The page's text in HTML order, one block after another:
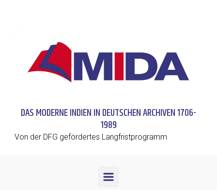
DAS MODERNE INDIEN IN DEUTSCHEN ARCHIVEN 1706-
1989
Von der DFG gefördertes Langfristprogramm